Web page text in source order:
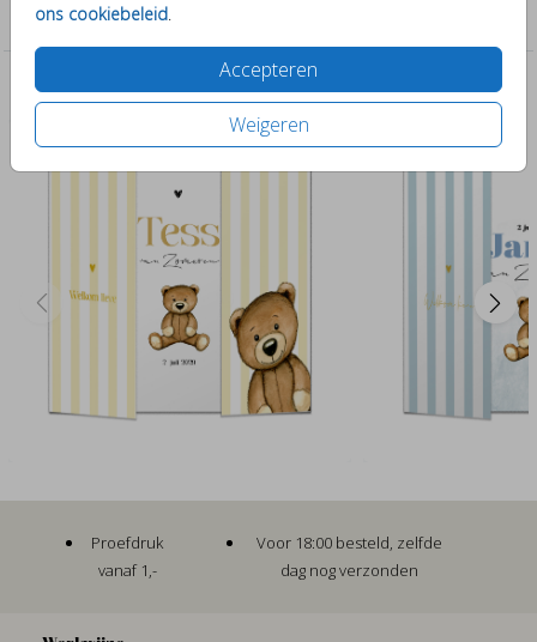
ons cookiebeleid
Accepteren
Weigeren
Bijzondere vormen
Past er leuk bij
Proefdruk
vanaf 1,-
Voor 18:00 besteld, zelfde
dag nog verzonden